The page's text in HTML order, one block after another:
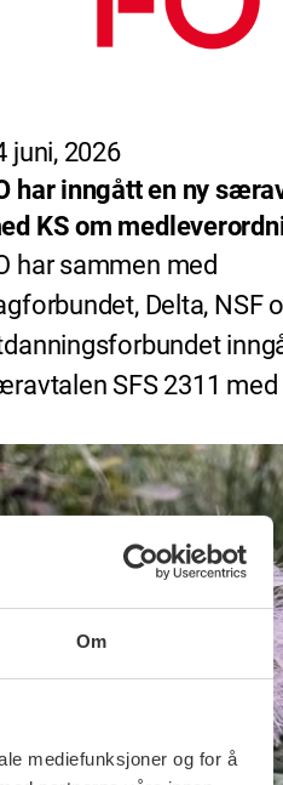
Om
mediefunksjoner og for å
juni, 2026
har inngått en ny
KS om
har sammen med
Delta, NSF
SFS 2311 med